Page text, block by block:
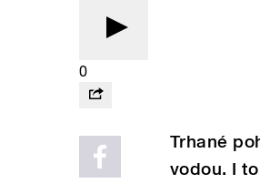
0
Trhané
vodou. I